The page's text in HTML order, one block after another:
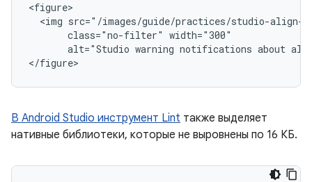
<figure>
<img src="/images/guide/practices/studio-align-
       class="no-filter" width="300"
alt="Studio warning notifications about
В Android Studio инструмент Lint также выделяет
нативные библиотеки, которые не выровнены по 16 КБ.